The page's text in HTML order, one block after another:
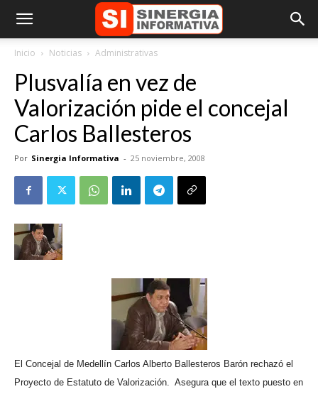
Inicio Noticias Administrativas
Plusvalía en vez de
Valorización pide el concejal
Carlos Ballesteros
Por Sinergia Informativa - 25 noviembre, 2008
El Concejal de Medellín Carlos Alberto Ballesteros Barón rechazó el
Proyecto de Estatuto de Valorización.
Asegura que el texto puesto en